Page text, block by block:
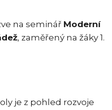
na seminář Moderní
, zaměřený na žáky 1.
je z pohled rozvoje